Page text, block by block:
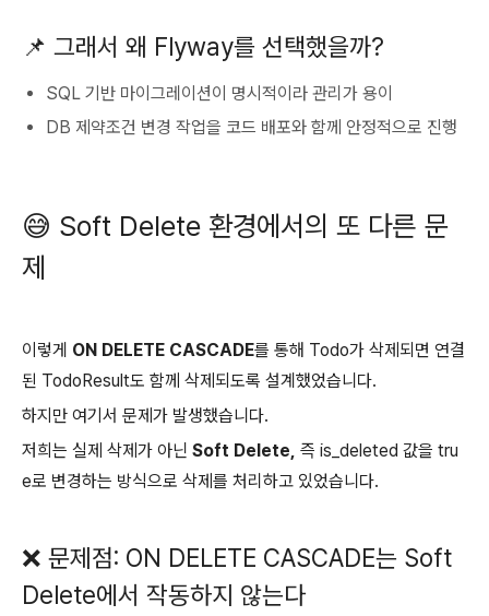
📌 그래서 왜 Flyway를 선택했을까?
SQL 기반 마이그레이션이 명시적이라 관리가 용이
DB 제약조건 변경 작업을 코드 배포와 함께 안정적으로 진행
😅 Soft Delete 환경에서의 또 다른 문
제
이렇게 ON DELETE CASCADE를 통해 Todo가 삭제되면 연결
된 TodoResult도 함께 삭제되도록 설계했었습니다.
하지만 여기서 문제가 발생했습니다.
저희는 실제 삭제가 아닌 Soft Delete, 즉 is_deleted 값을 tru
e로 변경하는 방식으로 삭제를 처리하고 있었습니다.
❌ 문제점: ON DELETE CASCADE는 Soft
Delete에서 작동하지 않는다